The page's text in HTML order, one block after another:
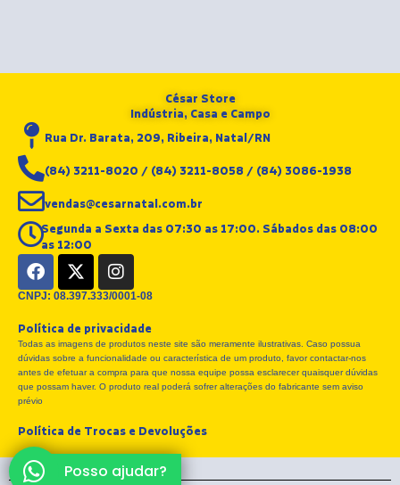
César Store
Indústria, Casa e Campo
Rua Dr. Barata, 209, Ribeira, Natal/RN
(84) 3211-8020 / (84) 3211-8058 / (84) 3086-1938
vendas@cesarnatal.com.br
Segunda a Sexta das 07:30 as 17:00. Sábados das 08:00
as 12:00
F
a
c
b
o
o
k
X
-
t
i
t
t
e
I
n
s
a
g
r
a
CNPJ: 08.397.333/0001-08
Política de privacidade
Todas as imagens de produtos neste site são meramente ilustrativas. Caso possua
dúvidas sobre a funcionalidade ou característica de um produto, favor contactar-nos
antes de efetuar a compra para que nossa equipe possa esclarecer quaisquer dúvidas
que possam haver. O produto real poderá sofrer alterações do fabricante sem aviso
prévio
Política de Trocas e Devoluções
Posso ajudar?